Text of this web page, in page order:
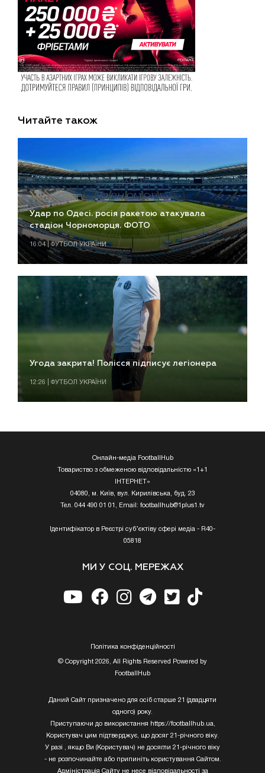
Читайте також
Удар по Одесі. росія ракетою атакувала
стадіон Чорноморця. ФОТО
16:04 | ФУТБОЛ УКРАЇНИ
Угода закрита! Полісся підписує легіонера
12:26 | ФУТБОЛ УКРАЇНИ
Онлайн-медіа FootballHub
Товариство з обмеженою відповідальністю «1+1
ІНТЕРНЕТ»
04080, м. Київ, вул. Кирилівська, буд. 23
Тел. 044 490 01 01, Email: footballhub@1plus1.tv
Ідентифікатор в Реєстрі суб’єктіву сфері медіа - R40-
05818
МИ У СОЦ. МЕРЕЖАХ
Полiтика конфiденцiйностi
© Copyright 2026, All Rights Reserved Powered by
FootballHub
Даний Сайт призначено для осіб старше 21 (двадцяти
одного) року.
Приступаючи до використання https://footballhub.ua,
Користувач цим підтверджує, що досяг 21-річного віку.
У разі , якщо Ви (Користувач) не досягли 21-річного віку
- не розпочинайте або припиніть користування Сайтом.
Адміністрація Сайту не несе відповідальності за